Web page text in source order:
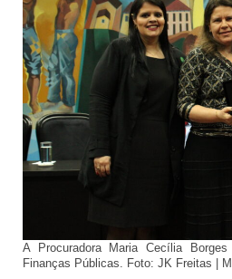
A Procuradora Maria Cecília
Finanças Públicas. Foto: JK Freitas |